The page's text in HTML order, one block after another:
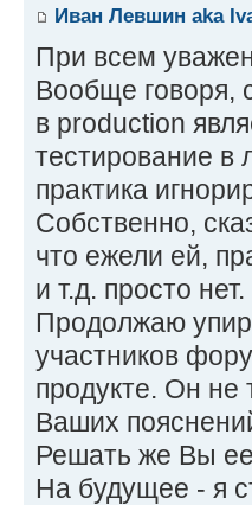
Иван Левшин aka
При всем
Вообще говоря,
в production
тестирование в
практика
Собственно,
что ежели ей,
и т.д. просто нет.
Продолжаю
участников
продукте. Он не
Ваших
Решать же Вы
На будущее - я